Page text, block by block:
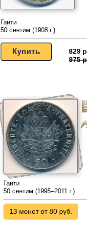
Гаити
50 сентим (1908 г.)
829
975
Гаити
50 сентим (1995–2011 г.)
13 монет от 80 руб.